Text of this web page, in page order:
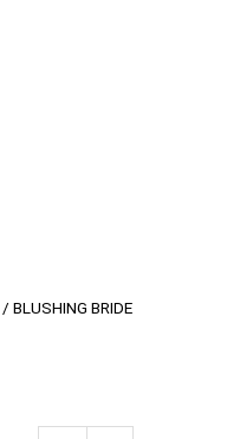
/ BLUSHING BRIDE